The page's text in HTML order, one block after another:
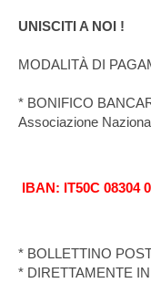
UNISCITI A NOI !
MODALITÀ DI
* BONIFICO
Associazione
IBAN: IT50C 08304
* BOLLETTINO
* DIRETTAMENTE